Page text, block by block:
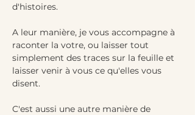
d'histoires.
A leur manière, je vous accompagne à
raconter la votre, ou laisser tout
simplement des traces sur la feuille et
laisser venir à vous ce qu'elles vous
disent.
C'est aussi une autre manière de